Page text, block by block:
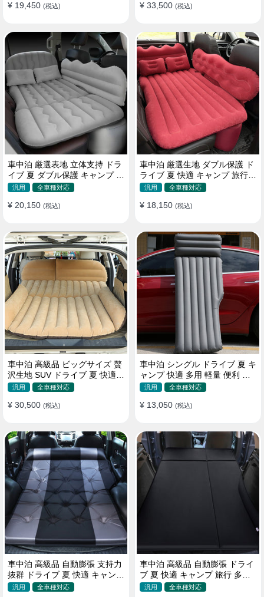
¥ 19,450 (税込) ¥ 33,500 (税込)
車中泊 厳選表地 立体支持 ドラ
イブ 夏 ダブル保護 キャンプ 旅
行 収納便利 取付簡単 全車種 エ
汎用 全車種対応
¥ 20,150 (税込)
車中泊 厳選生地 ダブル保護 ド
ライブ 夏 快適 キャンプ 旅行
収納便利 全車種 多色 エアーベ
汎用 全車種対応
¥ 18,150 (税込)
車中泊 高級品 ビッグサイズ 贅
沢生地 SUV ドライブ 夏 快適
キャンプ 旅行 収納便利 エアー
汎用 全車種対応
¥ 30,500 (税込)
車中泊 シングル ドライブ 夏 キ
ャンプ 快適 多用 軽量 便利 省
スペース 旅行 エアーベッド
汎用 全車種対応
¥ 13,050 (税込)
車中泊 高級品 自動膨張 支持力
抜群 ドライブ 夏 快適 キャンプ
旅行 省スペース エアーベッド
汎用 全車種対応
車中泊 高級品 自動膨張 ドライ
ブ 夏 快適 キャンプ 旅行 多用
取付簡単 収納便利 エアーベッ
汎用 全車種対応